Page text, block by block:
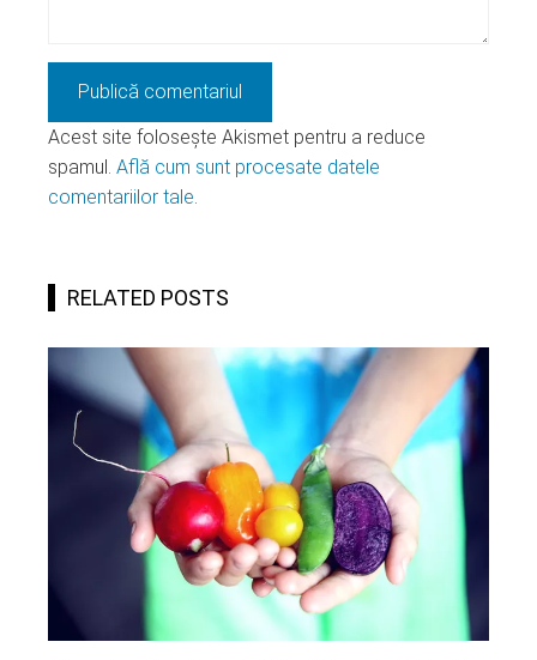
Acest site folosește Akismet pentru a reduce
spamul. Află cum sunt procesate datele
comentariilor tale.
RELATED POSTS